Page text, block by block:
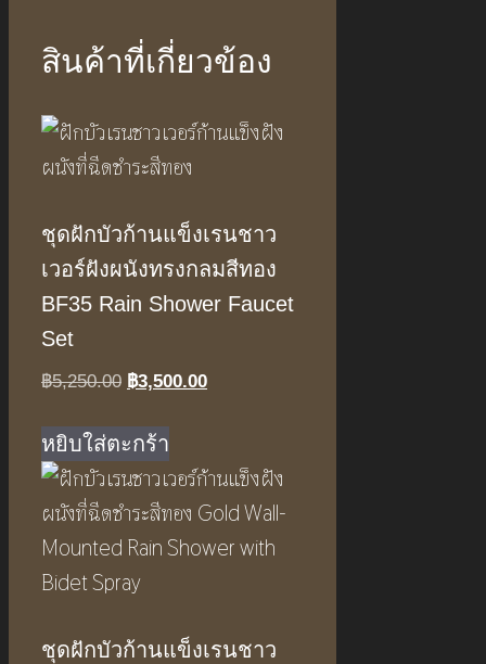
สินค้าที่เกี่ยวข้อง
ชุดฝักบัวก้านแข็งเรนชาว
เวอร์ฝังผนังทรงกลมสีทอง
BF35 Rain Shower Faucet
Set
฿5,250.00 Original
was:
฿5,250.00.
฿3,500.00Current
฿3,500.00.
หยิบใส่ตะกร้า
ชุดฝักบัวก้านแข็งเรนชาว